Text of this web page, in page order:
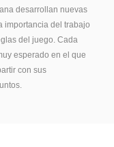
desarrollan nuevas
importancia del trabajo
del juego. Cada
esperado en el que
con sus